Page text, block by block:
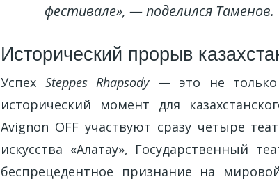
фестивале», — поделился Таменов.
Исторический прорыв
Успех Steppes Rhapsody— это не только
исторический момент для
Avignon OFF участвуют сразу четыре
искусства «Алатау», Государственный
беспрецедентное признание на